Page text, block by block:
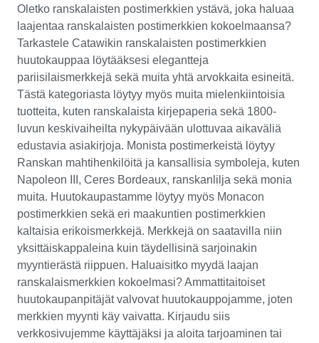
Oletko ranskalaisten postimerkkien ystävä, joka haluaa
laajentaa ranskalaisten postimerkkien kokoelmaansa?
Tarkastele Catawikin ranskalaisten postimerkkien
huutokauppaa löytääksesi elegantteja
pariisilaismerkkejä sekä muita yhtä arvokkaita esineitä.
Tästä kategoriasta löytyy myös muita mielenkiintoisia
tuotteita, kuten ranskalaista kirjepaperia sekä 1800-
luvun keskivaiheilta nykypäivään ulottuvaa aikaväliä
edustavia asiakirjoja. Monista postimerkeistä löytyy
Ranskan mahtihenkilöitä ja kansallisia symboleja, kuten
Napoleon III, Ceres Bordeaux, ranskanlilja sekä monia
muita. Huutokaupastamme löytyy myös Monacon
postimerkkien sekä eri maakuntien postimerkkien
kaltaisia erikoismerkkejä. Merkkejä on saatavilla niin
yksittäiskappaleina kuin täydellisinä sarjoinakin
myyntierästä riippuen. Haluaisitko myydä laajan
ranskalaismerkkien kokoelmasi? Ammattitaitoiset
huutokaupanpitäjät valvovat huutokauppojamme, joten
merkkien myynti käy vaivatta. Kirjaudu siis
verkkosivujemme käyttäjäksi ja aloita tarjoaminen tai